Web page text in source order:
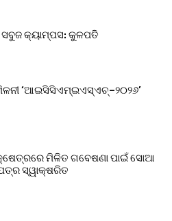
କ୍ୟାମ୍ପସ: କୁଳପତି
‘ଆଇସିସିଏମ୍‌ଇଏସ୍‌ଏଚ୍‌–୨୦୨୬’
ମିଳିତ ଗବେଷଣା ପାଇଁ ସୋଆ
ସ୍ୱାକ୍ଷରିତ